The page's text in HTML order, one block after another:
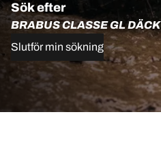
Sök efter
BRABUS CLASSE GL DÄCK
Slutför min sökning